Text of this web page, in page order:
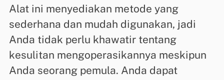
Alat ini menyediakan metode yang
sederhana dan mudah digunakan, jadi
Anda tidak perlu khawatir tentang
kesulitan mengoperasikannya meskipun
Anda seorang pemula. Anda dapat